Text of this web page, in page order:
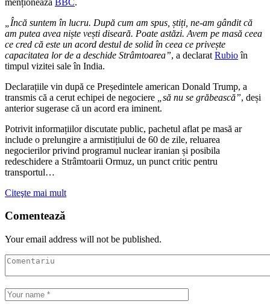
„Încă suntem în lucru. După cum am spus, știți, ne-am gândit că
am putea avea niște vești diseară. Poate astăzi. Avem pe masă ceea
ce cred că este un acord destul de solid în ceea ce privește
capacitatea lor de a deschide Strâmtoarea”, a declarat Rubioîn
timpul vizitei sale în India.
Declarațiile vin după ce Președintele american Donald Trump, a
transmis că a cerut echipei de negociere
„să nu se grăbească”, deși
anterior sugerase că un acord era iminent.
Potrivit informațiilor discutate public, pachetul aflat pe masă ar
include o prelungire a armistițiului de 60 de zile, reluarea
negocierilor privind programul nuclear iranian și posibila
redeschidere a Strâmtoarii Ormuz, un punct critic pentru
transportul…
Citeşte mai mult
Comentează
Your email address will not be published.